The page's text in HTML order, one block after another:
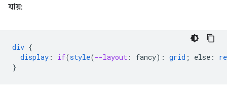
যায়:
div {
display : if(style(--layout : fancy) : grid ; else :
}